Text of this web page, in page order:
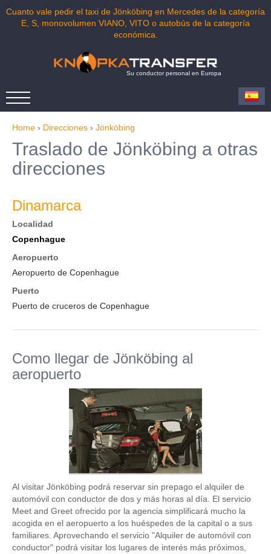
Cuanto vale pedir el taxi de Jönköbing en Mercedes de la categoría
E, S, monovolumen VIANO, VITO o autobús de la categoría
económica.
Su conductor personal en Europa
Home › Direcciones › Jönköbing
Traslado de Jönköbing a otras
direcciones
Dinamarca
Localidad
Copenhague
Aeropuerto
Aeropuerto de Copenhague
Puerto
Puerto de cruceros de Copenhague
Como llegar de Jönköbing al
aeropuerto
Al visitar Jönköbing podrá reservar sin prepago el alquiler de
automóvil con conductor de dos y más horas al día. El servicio
Meet and Greet ofrecido por la agencia simplificará mucho la
acogida en el aeropuerto a los huéspedes de la capital o a sus
familiares. Aprovechando el servicio "Alquiler de automóvil con
conductor" podrá visitar los lugares de interés más próximos,